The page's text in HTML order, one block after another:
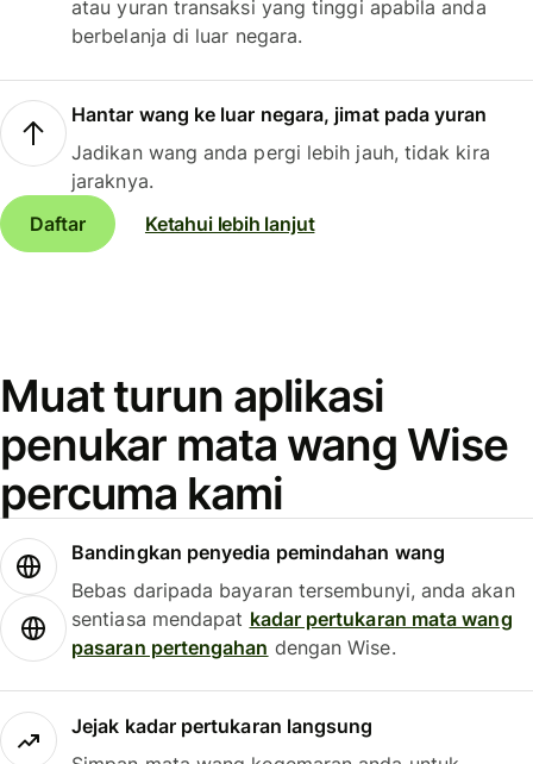
atau yuran transaksi yang tinggi apabila anda
berbelanja di luar negara.
Hantar wang ke luar negara, jimat pada yuran
Jadikan wang anda pergi lebih jauh, tidak kira
jaraknya.
Daftar
Ketahui lebih lanjut
Muat turun aplikasi
penukar mata wang Wise
percuma kami
Bandingkan penyedia pemindahan wang
Bebas daripada bayaran tersembunyi, anda akan
sentiasa mendapat kadar pertukaran mata wang
pasaran pertengahan dengan Wise.
Jejak kadar pertukaran langsung